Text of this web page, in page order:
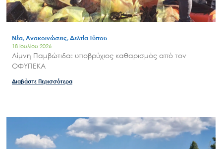
Νέα, Ανακοινώσεις, Δελτία Τύπου
18 Ιουλίου 2026
Λίμνη Παμβώτιδα: υποβρύχιος καθαρισμός από τον
ΟΦΥΠΕΚΑ
Διαβάστε Περισσότερα